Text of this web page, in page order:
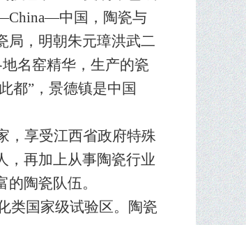
中国，陶瓷与
局，明朝朱元璋洪武二
名窑精华，生产的瓷
都”，景德镇是中国
，享受江西省政府特殊
，再加上从事陶瓷行业
陶瓷队伍。
类国家级试验区。陶瓷